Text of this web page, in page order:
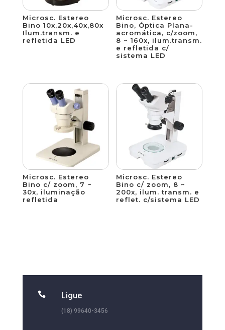
Microsc. Estereo
Bino 10x,20x,40x,80x
Ilum.transm. e
refletida LED
Microsc. Estereo
Bino, Óptica Plana-
acromática, c/zoom,
8 ~ 160x, ilum.transm.
e refletida c/
sistema LED
Microsc. Estereo
Bino c/ zoom, 7 ~
30x, iluminação
refletida
Microsc. Estereo
Bino c/ zoom, 8 ~
200x, ilum. transm. e
reflet. c/sistema LED
 Ligue
(18) 99640-3456